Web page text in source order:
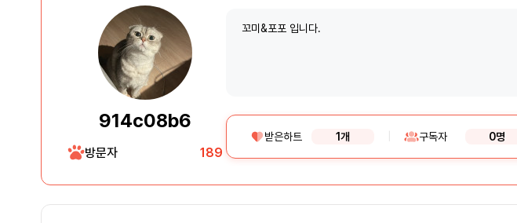
914c08b6
방문자 189
꼬미&포포 입니다.
받은하트 1개 구독자 0명